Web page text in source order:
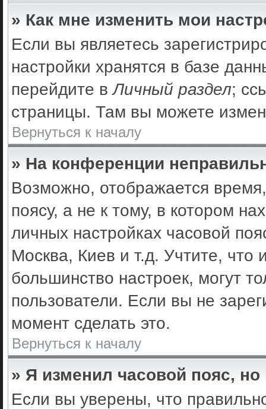
» Как мне изменить мои
Если вы являетесь
настройки хранятся в базе
перейдите вЛичный раздел;
страницы. Там вы можете
Вернуться к началу
» На конференции
Возможно, отображается
поясу, а не к тому, в котором
личных настройках часовой
Москва, Киев и т.д. Учтите, что
большинство настроек, могут
пользователи. Если вы не
момент сделать это.
Вернуться к началу
» Я изменил часовой пояс,
Если вы уверены, что